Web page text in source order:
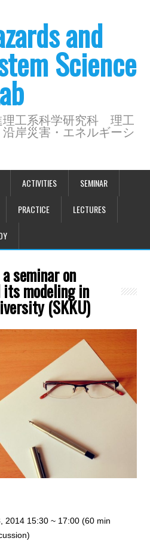
and
Science
理工系科学研究科 理工
岸災害・エネルギーシ
ACTIVITIES SEMINAR
PRACTICE LECTURES
seminar on
modeling in
(SKKU)
2014 15:30 ~ 17:00 (60 min